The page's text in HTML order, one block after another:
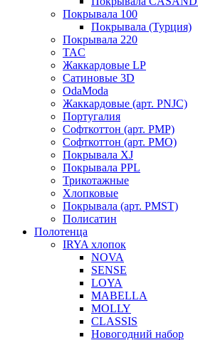
Покрывала 100
Покрывала (Турция)
Покрывала 220
TAC
Жаккардовые LP
Сатиновые 3D
OdaModa
Жаккардовые (арт. PNJC)
Португалия
Софткоттон (арт. PMP)
Софткоттон (арт. PMO)
Покрывала XJ
Покрывала PPL
Трикотажные
Хлопковые
Покрывала (арт. PMST)
Полисатин
Полотенца
IRYA хлопок
NOVA
SENSE
LOYA
MABELLA
MOLLY
CLASSIS
Новогодний набор